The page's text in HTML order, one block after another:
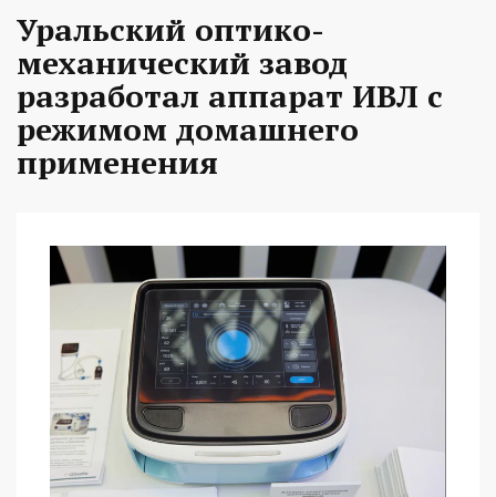
Уральский оптико-
механический завод
разработал аппарат ИВЛ с
режимом домашнего
применения